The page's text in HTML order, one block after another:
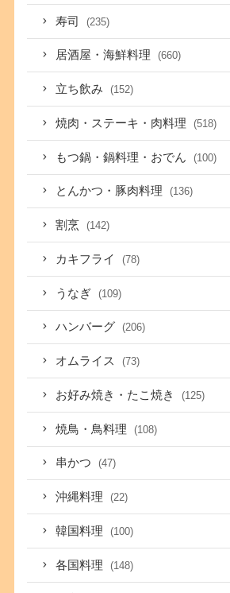
寿司 (235)
居酒屋・海鮮料理 (660)
立ち飲み (152)
焼肉・ステーキ・肉料理 (518)
もつ鍋・鍋料理・おでん (100)
とんかつ・豚肉料理 (136)
割烹 (142)
カキフライ (78)
うなぎ (109)
ハンバーグ (206)
オムライス (73)
お好み焼き・たこ焼き (125)
焼鳥・鳥料理 (108)
串かつ (47)
沖縄料理 (22)
韓国料理 (100)
各国料理 (148)